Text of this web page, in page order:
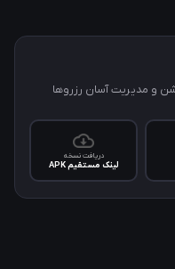
و مدیریت آسان رزروها
دریافت نسخه
لینک مستقیم APK